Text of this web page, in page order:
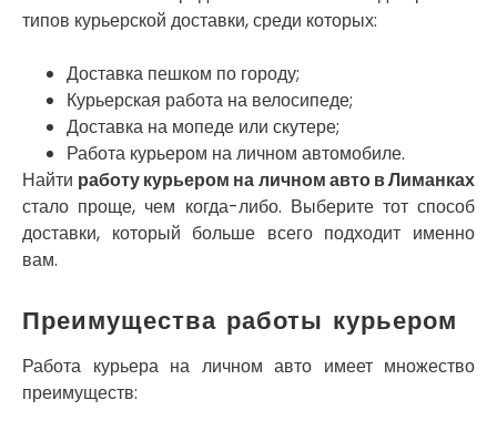
типов курьерской доставки, среди которых:
Доставка пешком по городу;
Курьерская работа на велосипеде;
Доставка на мопеде или скутере;
Работа курьером на личном автомобиле.
Найти работу курьером на личном авто в Лиманках
стало проще, чем когда-либо. Выберите тот способ
доставки, который больше всего подходит именно
вам.
Преимущества работы курьером
Работа курьера на личном авто имеет множество
преимуществ:
Нетешин
Никитинцы
Николаев
Никополь
Новоалександровка
Новомосковск
Новоселки
Нововолынск
Обухов
Острог
Павлоград
Переяслав
Первомайск